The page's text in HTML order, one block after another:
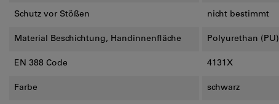
Schutz vor Stößen nicht bestimmt
Material Beschichtung, Handinnenfläche Polyurethan (PU)
EN 388 Code 4131X
Farbe schwarz